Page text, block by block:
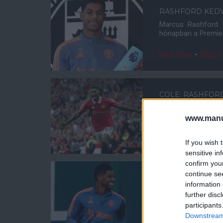
If you wish
sensitive
confirm
continue
information
further
RASHFORD
Marcus
hónapban a
Házi Tibor • 2022.
COLE:
mindenki
TEN HAG: EGY
A Manchester
Rashfordot lát",
kifizetődnek.